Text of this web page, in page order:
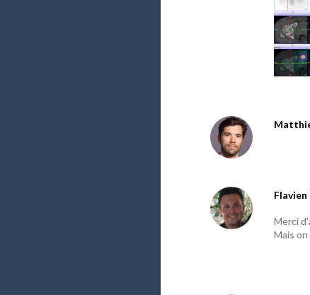
Merci
Mais